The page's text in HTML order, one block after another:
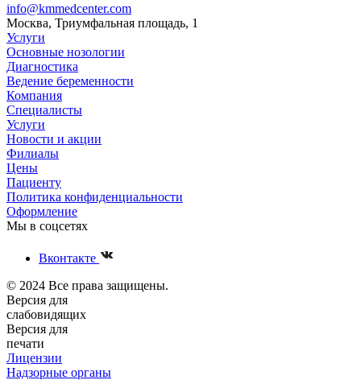
info@kmmedcenter.com
Москва, Триумфальная площадь, 1
Услуги
Основные нозологии
Диагностика
Ведение беременности
Компания
Специалисты
Услуги
Новости и акции
Филиалы
Цены
Пациенту
Политика конфиденциальности
Оформление
Мы в соцсетях
Вконтакте
© 2024 Все права защищены.
Версия для
слабовидящих
Версия для
печати
Лицензии
Надзорные органы